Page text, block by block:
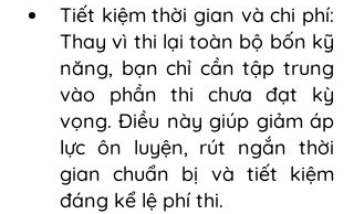
Tiết kiệm thời gian và chi phí:
Thay vì thi lại toàn bộ bốn kỹ
năng, bạn chỉ cần tập trung
vào phần thi chưa đạt kỳ
vọng. Điều này giúp giảm áp
lực ôn luyện, rút ngắn thời
gian chuẩn bị và tiết kiệm
đáng kể lệ phí thi.